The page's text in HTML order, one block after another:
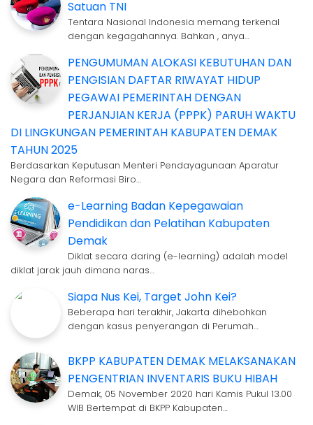
Satuan TNI
Tentara Nasional Indonesia memang terkenal
dengan kegagahannya. Bahkan , anya…
PENGUMUMAN ALOKASI KEBUTUHAN DAN
PENGISIAN DAFTAR RIWAYAT HIDUP
PEGAWAI PEMERINTAH DENGAN
PERJANJIAN KERJA (PPPK) PARUH WAKTU
DI LINGKUNGAN PEMERINTAH KABUPATEN DEMAK
TAHUN 2025
Berdasarkan Keputusan Menteri Pendayagunaan Aparatur
Negara dan Reformasi Biro…
e-Learning Badan Kepegawaian
Pendidikan dan Pelatihan Kabupaten
Demak
Diklat secara daring (e-learning) adalah model
diklat jarak jauh dimana naras…
Siapa Nus Kei, Target John Kei?
Beberapa hari terakhir, Jakarta dihebohkan
dengan kasus penyerangan di Perumah…
BKPP KABUPATEN DEMAK MELAKSANAKAN
PENGENTRIAN INVENTARIS BUKU HIBAH
Demak, 05 November 2020 hari Kamis Pukul 13.00
WIB Bertempat di BKPP Kabupaten…